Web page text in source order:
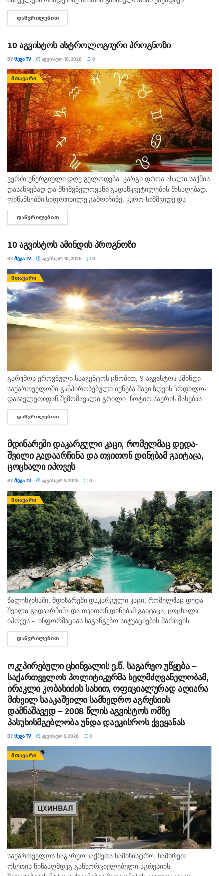
ცოცხალი იპოვეს. არსებული ინფორმაციით, მამაკაცი
მდინარეში დედისა და ორი ბავშვის გადასარჩენად შევიდა.
ᲓᲐᲬᲕᲠᲘᲚᲔᲑᲘᲗ
10 აგვისტოს ასტროლოგიური პროგნოზი
BYᲛᲔᲒᲐ TV ᲐᲒᲕᲘᲡᲢᲝ 10, 2026 0
ᲛᲗᲐᲕᲐᲠᲘ
ვერძი ენერგიული დღე გელოდება. კარგი დროა ახალი საქმის
დასაწყებად და მნიშვნელოვანი გადაწყვეტილების მისაღებად.
ფინანსებში სიფრთხილე გამოიჩინე. კურო სიმშვიდე და
მოთმინება დღეს შენს სასარგებლოდ იმუშავებს.
ურთიერთობებში გულწრფელი საუბარი ბევრ გაუგებრობას
ᲓᲐᲬᲕᲠᲘᲚᲔᲑᲘᲗ
10 აგვისტოს ამინდის პროგნოზი
BYᲛᲔᲒᲐ TV ᲐᲒᲕᲘᲡᲢᲝ 10, 2026 0
ᲛᲗᲐᲕᲐᲠᲘ
გარემოს ეროვნული სააგენტოს ცნობით, 9 აგვისტოს ამინდი
საქართველოში განპირობებული იქნება შავი ზღვის ჩრდილო-
დასავლეთიდან შემომავალი გრილი, ნოტიო ჰაერის მასების
და სამხრეთიდან გავრცელებული ცხელი ჰაერის მასების
ურთიერთქმედებით. საქართველოში მოსალოდნელია:
ᲓᲐᲬᲕᲠᲘᲚᲔᲑᲘᲗ
მდინარეში დაკარგული კაცი, რომელმაც დედა-
შვილი გადაარჩინა და თვითონ დინებამ გაიტაცა,
ცოცხალი იპოვეს
BYᲛᲔᲒᲐ TV ᲐᲒᲕᲘᲡᲢᲝ 9, 2026 0
ᲛᲗᲐᲕᲐᲠᲘ
წალენჯიხაში, მდინარეში დაკარგული კაცი, რომელმაც დედა-
შვილი გადაარჩინა და თვითონ დინებამ გაიტაცა, ცოცხალი
იპოვეს - ინფორმაციას საგანგებო სიტუაციების მართვის
სამსახური ადასტურებს. მის სიცოცხლეს საფრთხე არ ემუქრება.
შემთხვევა წალენჯიხის მუნიციპალიტეტის სოფელ სქურში...
ᲓᲐᲬᲕᲠᲘᲚᲔᲑᲘᲗ
ოკუპირებული ცხინვალის ე.წ. საგარეო უწყება –
საქართველოს პოლიტიკურმა ხელმძღვანელობამ,
ირაკლი კობახიძის სახით, ოფიციალურად აღიარა
მიხეილ სააკაშვილი სამხედრო აგრესიის
დამნაშავედ – 2008 წლის აგვისტოს ომზე
პასუხისმგებლობა უნდა დაეკისროს ქვეყანას
BYᲛᲔᲒᲐ TV ᲐᲒᲕᲘᲡᲢᲝ 9, 2026 0
ᲛᲗᲐᲕᲐᲠᲘ
საქართველოს საგარეო საქმეთა სამინისტრო, სამხრეთ
ოსეთის წინააღმდეგ განხორციელებული აგრესიის